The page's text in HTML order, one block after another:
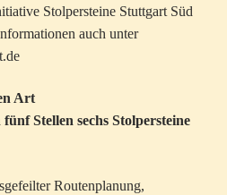
Stolpersteine Stuttgart Süd
auch unter
Art
Stellen sechs Stolpersteine
Routenplanung,